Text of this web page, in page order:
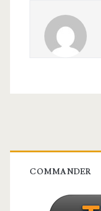
Barre
latérale
COMMANDER